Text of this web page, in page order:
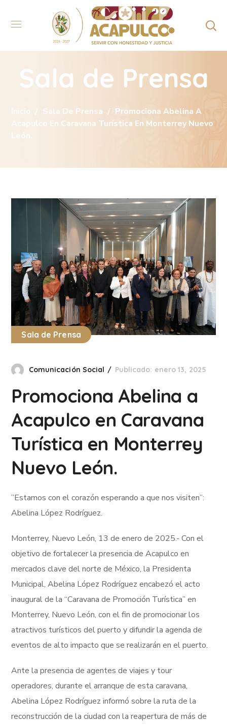
Sala de Prensa
Inicio Sala De Prensa
Promociona Abelina A
Acapulco En Caravana Turística En Monterrey Nuevo
León.
Sala de Prensa
Comunicación Social Publicado: enero 13, 2025
Promociona Abelina a
Acapulco en Caravana
Turística en Monterrey
Nuevo León.
”Estamos con el corazón esperando a que nos visiten”:
Abelina López Rodríguez.
Monterrey, Nuevo León, 13 de enero de 2025.- Con el
objetivo de fortalecer la presencia de Acapulco en
mercados clave del norte de México, la Presidenta
Municipal, Abelina López Rodríguez encabezó el acto
inaugural de la “Caravana de Promoción Turística” en
Monterrey, Nuevo León, con el fin de promocionar los
atractivos turísticos del puerto y difundir la agenda de
eventos de alto impacto que se realizarán en el puerto.
Ante la presencia de agentes de viajes y tour
operadores, durante el arranque de esta caravana,
Abelina López Rodríguez informó sobre la ruta de la
reconstrucción de la ciudad con la reapertura de más de